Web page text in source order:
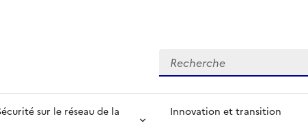
Recherche
sur le réseau de la
Innovation et transition